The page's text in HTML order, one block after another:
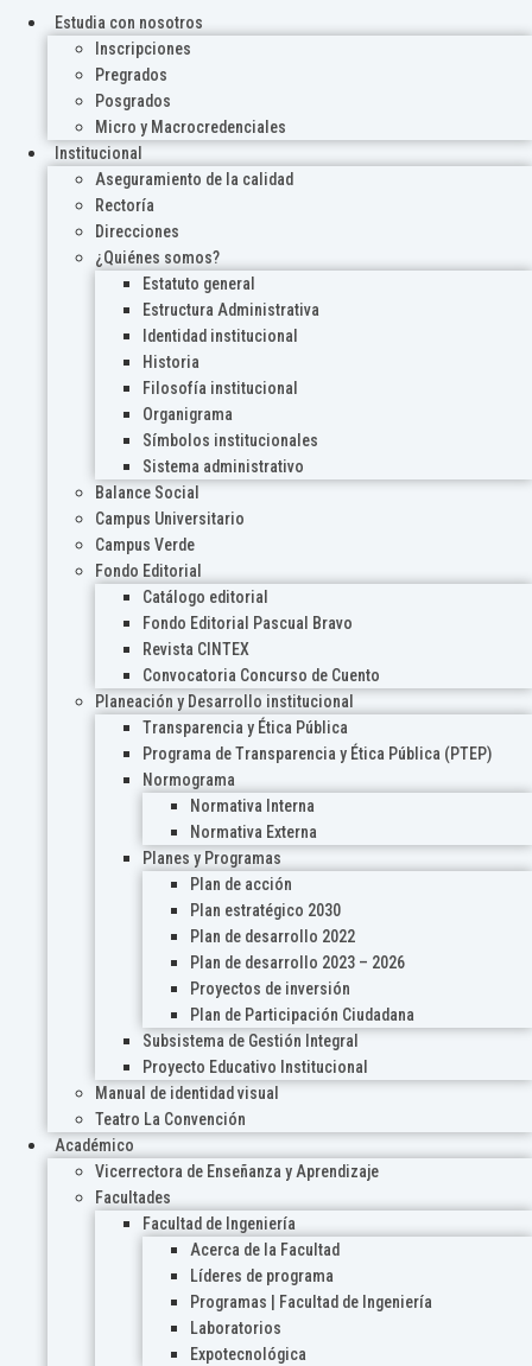
Estudia con nosotros
Inscripciones
Pregrados
Posgrados
Micro y Macrocredenciales
Institucional
Aseguramiento de la calidad
Rectoría
Direcciones
¿Quiénes somos?
Estatuto general
Estructura Administrativa
Identidad institucional
Historia
Filosofía institucional
Organigrama
Símbolos institucionales
Sistema administrativo
Balance Social
Campus Universitario
Campus Verde
Fondo Editorial
Catálogo editorial
Fondo Editorial Pascual Bravo
Revista CINTEX
Convocatoria Concurso de Cuento
Planeación y Desarrollo institucional
Transparencia y Ética Pública
Programa de Transparencia y Ética Pública (PTEP)
Normograma
Normativa Interna
Normativa Externa
Planes y Programas
Plan de acción
Plan estratégico 2030
Plan de desarrollo 2022
Plan de desarrollo 2023 – 2026
Proyectos de inversión
Plan de Participación Ciudadana
Subsistema de Gestión Integral
Proyecto Educativo Institucional
Manual de identidad visual
Teatro La Convención
Académico
Vicerrectora de Enseñanza y Aprendizaje
Facultades
Facultad de Ingeniería
Acerca de la Facultad
Líderes de programa
Programas | Facultad de Ingeniería
Laboratorios
Expotecnológica